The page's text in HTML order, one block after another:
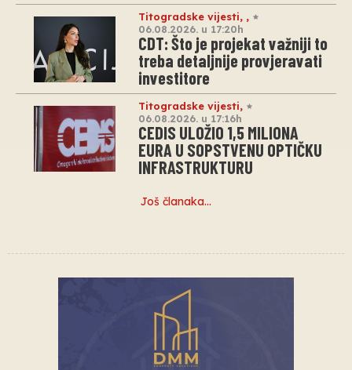
Titogradske vijesti, ,
06.08.2026. u 17:20h
CDT: Što je projekat važniji to
treba detaljnije provjeravati
investitore
Titogradske vijesti,
06.08.2026. u 17:16h
CEDIS ULOŽIO 1,5 MILIONA
EURA U SOPSTVENU OPTIČKU
INFRASTRUKTURU
Još članaka…